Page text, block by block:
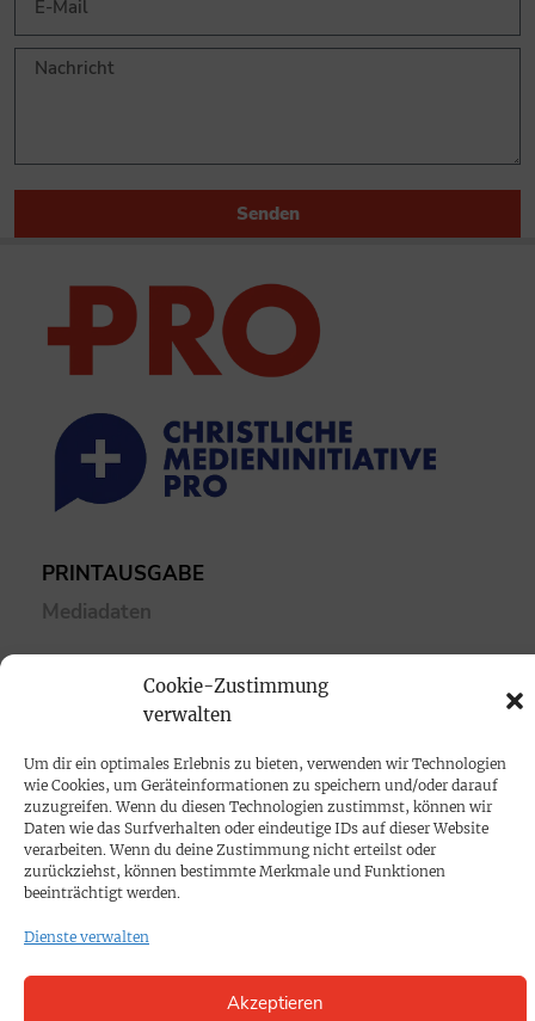
Cookie-Zustimmung
verwalten
Um dir ein optimales Erlebnis zu bieten, verwenden wir Technologien
wie Cookies, um Geräteinformationen zu speichern und/oder darauf
zuzugreifen. Wenn du diesen Technologien zustimmst, können wir
Daten wie das Surfverhalten oder eindeutige IDs auf dieser Website
verarbeiten. Wenn du deine Zustimmung nicht erteilst oder
zurückziehst, können bestimmte Merkmale und Funktionen
beeinträchtigt werden.
Dienste verwalten
Akzeptieren
Senden
PRINTAUSGABE
Mediadaten
PROKOMPAKT
Impressum
SPENDEN
Datenschutz
KONTAKT
Cookie-Richtlinie